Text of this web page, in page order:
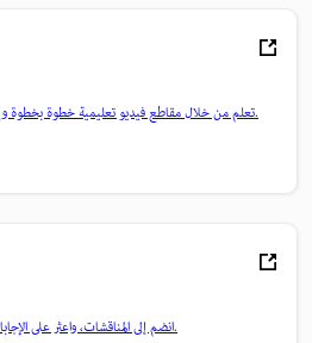
تعلم من خلال مقاطع فيديو تعليمية خطوة بخطوة وإرشادات عملية مباشرة داخل التطبيق.
انضم إلى المناقشات، واعثر على الإجابات، وتعلم من الخبراء، وشارك معرفتك.